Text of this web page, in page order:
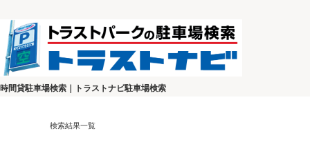
時間貸駐車場検索｜トラストナビ駐車場検索
検索結果一覧